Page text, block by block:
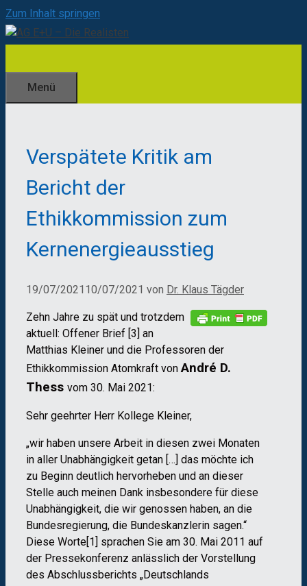
Zum Inhalt springen
Menü
Verspätete Kritik am
Bericht der
Ethikkommission zum
Kernenergieausstieg
19/07/2021 10/07/2021 von Dr. Klaus Tägder
Zehn Jahre zu spät und trotzdem
aktuell: Offener Brief [3] an
Matthias Kleiner und die Professoren der
Ethikkommission Atomkraft von André D.
Thess vom 30. Mai 2021:
Sehr geehrter Herr Kollege Kleiner,
„wir haben unsere Arbeit in diesen zwei Monaten
in aller Unabhängigkeit getan […] das möchte ich
zu Beginn deutlich hervorheben und an dieser
Stelle auch meinen Dank insbesondere für diese
Unabhängigkeit, die wir genossen haben, an die
Bundesregierung, die Bundeskanzlerin sagen.“
Diese Worte[1] sprachen Sie am 30. Mai 2011 auf
der Pressekonferenz anlässlich der Vorstellung
des Abschlussberichts „Deutschlands